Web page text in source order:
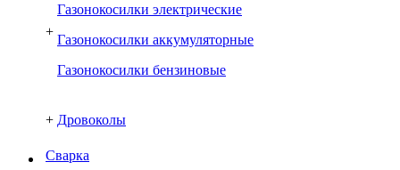
+
Газонокосилки электрические
Газонокосилки аккумуляторные
Газонокосилки бензиновые
+ Дровоколы
Сварка